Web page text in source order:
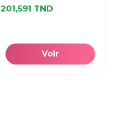
201,591 TND
Voir